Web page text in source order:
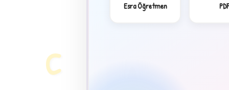
Esra Öğretmen
C